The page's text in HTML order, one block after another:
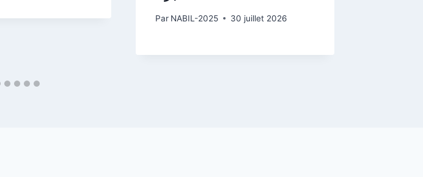
Par NABIL-2025 30 juillet 2026